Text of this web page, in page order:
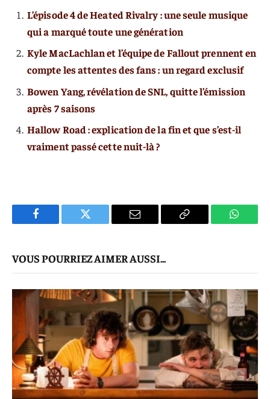
L’épisode 4 de Heated Rivalry : une seule musique
qui a marqué toute une génération
Kyle MacLachlan et l’équipe de Fallout prennent en
compte les attentes des fans : un regard exclusif
Bowen Yang, révélation de SNL, quitte l’émission
après 7 saisons
Hallow Road : explication de la fin et que s’est-il
vraiment passé cette nuit-là ?
Facebook Twitter
E-
Copier
VOUS POURRIEZ AIMER AUSSI...